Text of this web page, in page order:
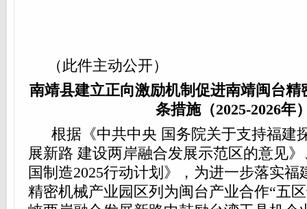
（此件主动公开）
南靖县建立正向激励机制促进南靖闽台精
条措施（2025-2026年
根据《中共中央 国务院关于支持福建
展新路 建设两岸融合发展示范区的意见
国制造2025行动计划》，为进一步落实福
精密机械产业园区列为闽台产业合作“五